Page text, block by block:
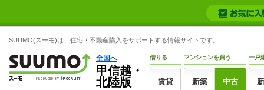
SUUMO(スーモ)は、住宅・不動産購入をサポートする情報サイトです。
全国へ
甲信越・
北陸版
借りる
賃貸
マンションを買う
新築 中古
一戸